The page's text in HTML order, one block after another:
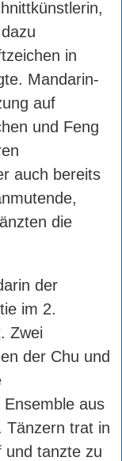
in
Mandarin-
auf
und Feng
auch bereits
die
der
im 2.
Zwei
der Chu und
aus
Tänzern trat in
und tanzte zu